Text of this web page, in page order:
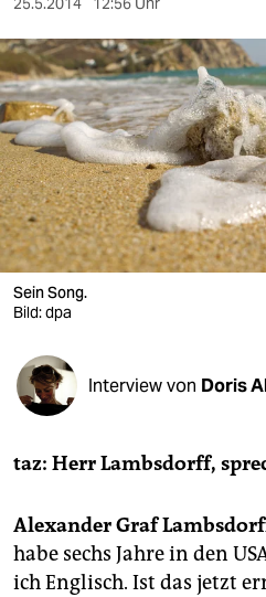
sport
berlin
nord
wahrheit
verlag
verlag
veranstaltungen
shop
fragen & hilfe
unterstützen
genossenschaft
epaper login
Sein Song.
Bild: dpa
Interview von Doris
taz: Herr Lambsdorff,
Alexander Graf
habe sechs Jahre in den
ich Englisch. Ist das jetzt